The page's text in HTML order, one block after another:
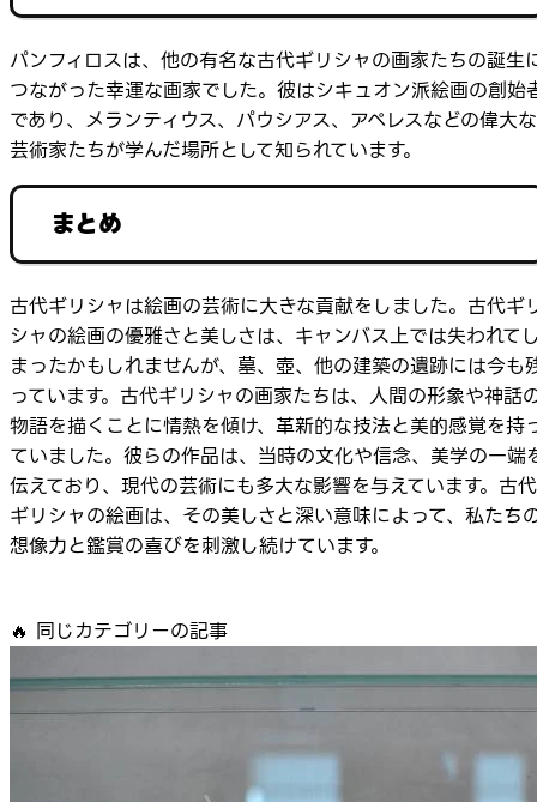
パンフィロスは、他の有名な古代ギリシャの画家たちの誕生
つながった幸運な画家でした。彼はシキュオン派絵画の創始
であり、メランティウス、パウシアス、アペレスなどの偉大な
芸術家たちが学んだ場所として知られています。
まとめ
古代ギリシャは絵画の芸術に大きな貢献をしました。古代ギ
シャの絵画の優雅さと美しさは、キャンバス上では失われて
まったかもしれませんが、墓、壺、他の建築の遺跡には今も
っています。古代ギリシャの画家たちは、人間の形象や神話
物語を描くことに情熱を傾け、革新的な技法と美的感覚を持
ていました。彼らの作品は、当時の文化や信念、美学の一端
伝えており、現代の芸術にも多大な影響を与えています。古代
ギリシャの絵画は、その美しさと深い意味によって、私たち
想像力と鑑賞の喜びを刺激し続けています。
🔥 同じカテゴリーの記事